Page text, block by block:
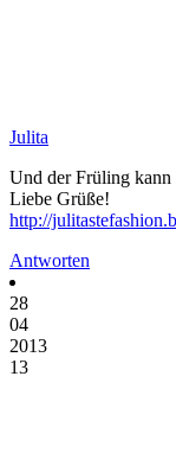
Julita
Und der Früling
Liebe Grüße!
http://
Antworten
28
04
2013
13